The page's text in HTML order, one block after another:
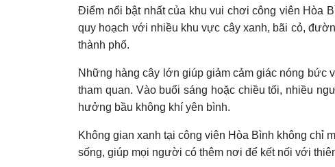
Điểm nổi bật nhất của khu vui chơi công viên Hòa
quy hoạch với nhiều khu vực cây xanh, bãi cỏ,
thành phố.
Những hàng cây lớn giúp giảm cảm giác nóng bức
tham quan. Vào buổi sáng hoặc chiều tối, nhiều
hưởng bầu không khí yên bình.
Không gian xanh tại công viên Hòa Bình không chỉ
sống, giúp mọi người có thêm nơi để kết nối với